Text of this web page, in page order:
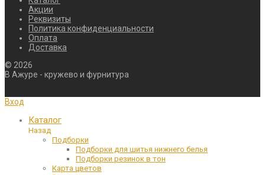
Акции
Реквизиты
Политика конфиденциальности
Оплата
Доставка
© 2026
В Ажуре - кружево и фурнитура
Вход
Каталог
Назад
Подборки
Подборки для шитья нижнего белья
Подборки резинок в тон
Карта цветов